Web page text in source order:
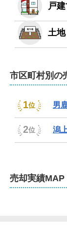
けます。即現
る方も、まず
調整区域の物
リフォームや解
土地国庫帰属
紹介までワン
不動産のこと
りごとは、ぜひ
でも歓迎です！
戸
土地
市区町村別の
1位 男
2位 潟
売却実績MAP